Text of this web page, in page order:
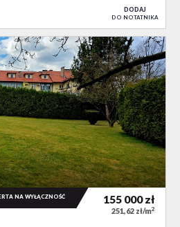
DODAJ
DO NOTATNIKA
155 000zł
251,62 zł/m2
NA WYŁĄCZNOŚĆ